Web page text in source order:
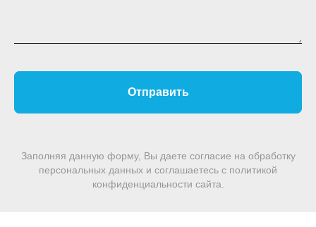
Отправить
Заполняя данную форму, Вы даете согласие на обработку
персональных данных и соглашаетесь c политикой
конфиденциальности сайта.